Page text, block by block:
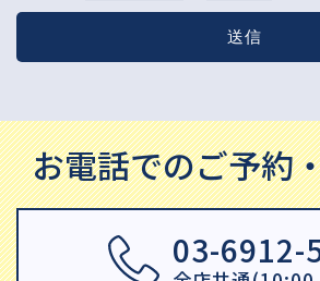
お電話でのご予約
03-6912-